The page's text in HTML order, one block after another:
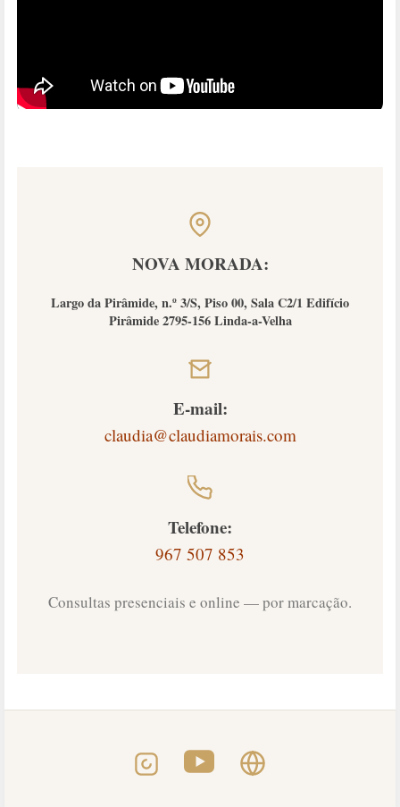
NOVA MORADA:
Largo da Pirâmide, n.º 3/S, Piso 00, Sala C2/1 Edifício
Pirâmide 2795-156 Linda-a-Velha
E-mail:
claudia@claudiamorais.com
Telefone:
967 507 853
Consultas presenciais e online — por marcação.